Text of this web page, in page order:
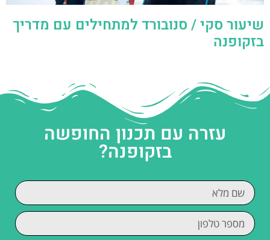
שיעור סקי / סנובורד למתחילים עם מדריך
בזקופנה
עזרה עם תכנון החופשה
בזקופנה?